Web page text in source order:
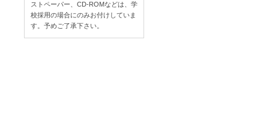
ストペーパー、CD-ROMなどは、学
校採用の場合にのみお付けしていま
す。予めご了承下さい。